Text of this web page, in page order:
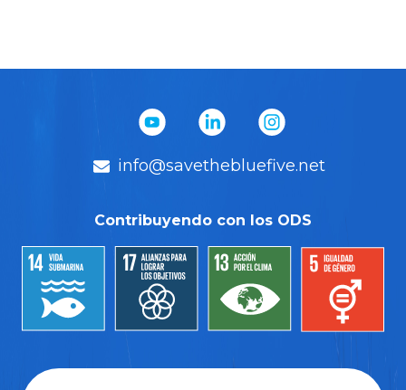
info@savethebluefive.net
Contribuyendo con los ODS